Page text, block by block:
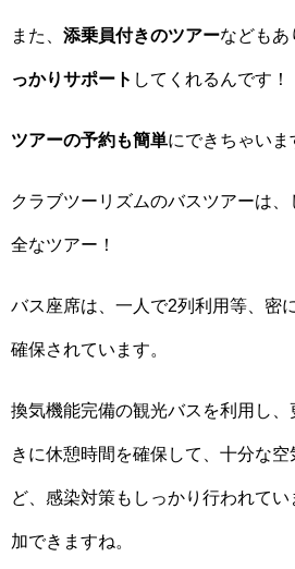
また、 添乗員付きのツアーなどもあ
っかりサポート してくれるんです！
ツアーの予約も簡単にできちゃいま
クラブツーリズムのバスツアーは
全なツアー！
バス座席は、一人で2列利用等、密
確保されています。
換気機能完備の観光バスを利用し
きに休憩時間を確保して、十分な
ど、感染対策もしっかり行われて
加できますね。